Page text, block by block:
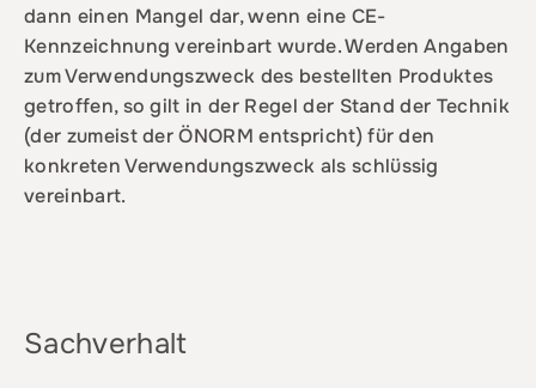
dann einen Mangel dar, wenn eine CE-
Kennzeichnung vereinbart wurde. Werden Angaben
zum Verwendungszweck des bestellten Produktes
getroffen, so gilt in der Regel der Stand der Technik
(der zumeist der ÖNORM entspricht) für den
konkreten Verwendungszweck als schlüssig
vereinbart.
Sachverhalt